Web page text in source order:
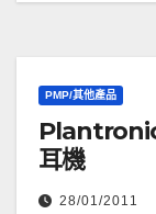
PMP/其他產品
耳機
28/01/2011